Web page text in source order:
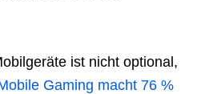
ist nicht optional,
Gaming macht 76 %